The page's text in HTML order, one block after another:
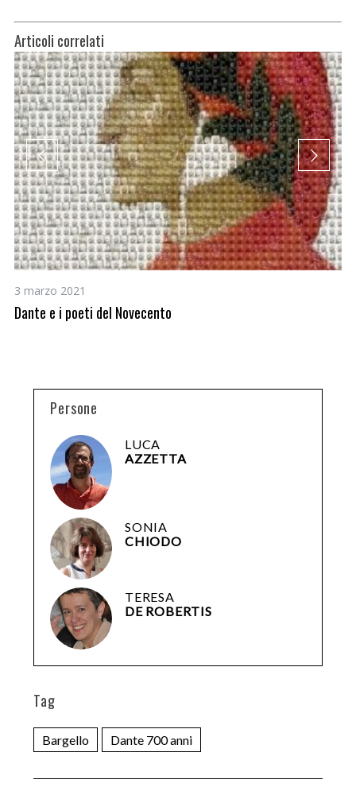
Articoli correlati
3 marzo 2021
Dante e i poeti del Novecento
Persone
LUCA
AZZETTA
SONIA
CHIODO
TERESA
DE ROBERTIS
Tag
Bargello Dante 700 anni